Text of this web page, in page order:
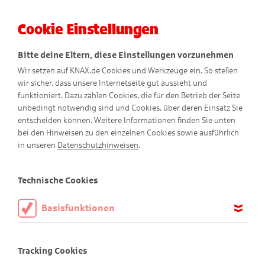
Feelicias Wunderblumen
Cookie Einstellungen
Bitte deine Eltern, diese Einstellungen vorzunehmen
Wir setzen auf KNAX.de Cookies und Werkzeuge ein. So stellen
wir sicher, dass unsere Internetseite gut aussieht und
funktioniert. Dazu zählen Cookies, die für den Betrieb der Seite
unbedingt notwendig sind und Cookies, über deren Einsatz Sie
entscheiden können. Weitere Informationen finden Sie unten
bei den Hinweisen zu den einzelnen Cookies sowie ausführlich
in unseren Datenschutzhinweisen.
Technische Cookies
Basisfunktionen
aktiviert sein.
Tracking Cookies